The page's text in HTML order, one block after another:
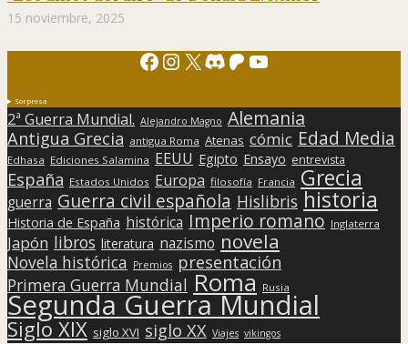
15 noviembre, 2025
Facebook
Instagram
X Discord
Patreon
YouTube
Sorpresa
2ª Guerra Mundial. Alejandro Magno Alemania
Antigua Grecia antigua Roma Atenas cómic Edad Media
Edhasa Ediciones Salamina EEUU Egipto Ensayo entrevista
España Estados Unidos Europa filosofía Francia Grecia
guerra Guerra civil española Hislibris historia
Historia de España histórica Imperio romano Inglaterra
Japón libros literatura nazismo novela
Novela histórica Premios presentación
Primera Guerra Mundial Roma Rusia
Segunda Guerra Mundial
Siglo XIX siglo XVI siglo XX Viajes vikingos